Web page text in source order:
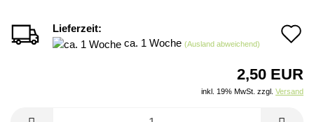
Lieferzeit:
ca. 1 Woche (Ausland abweichend)
2,50 EUR
inkl. 19% MwSt. zzgl. Versand